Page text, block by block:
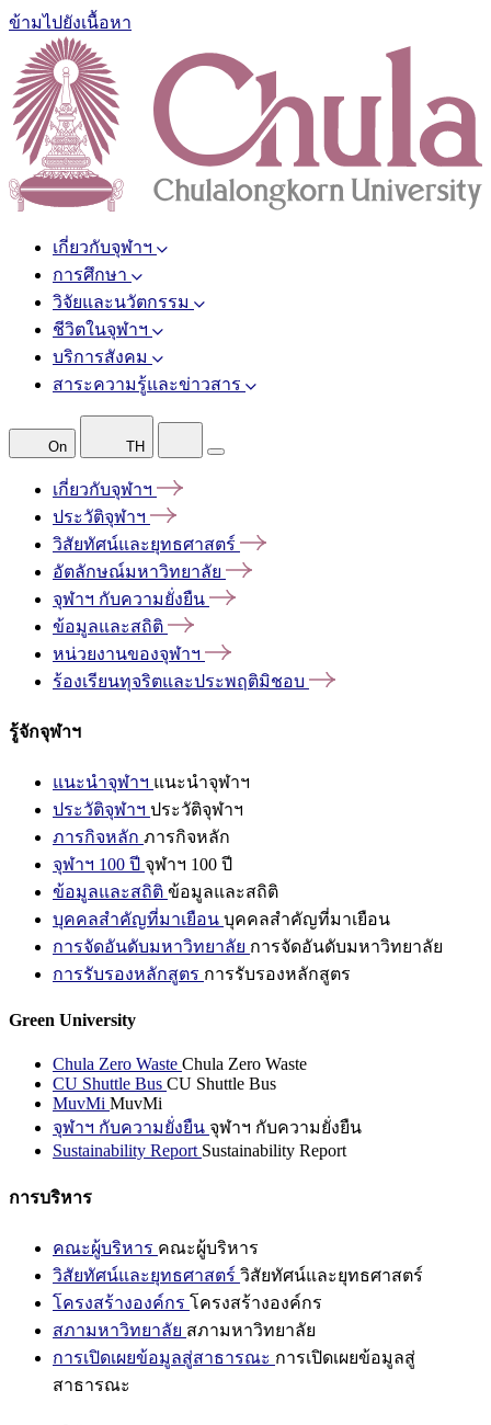
ข้ามไปยังเนื้อหา
เกี่ยวกับจุฬาฯ
การศึกษา
วิจัยและนวัตกรรม
ชีวิตในจุฬาฯ
บริการสังคม
สาระความรู้และข่าวสาร
On TH
เกี่ยวกับจุฬาฯ
ประวัติจุฬาฯ
วิสัยทัศน์และยุทธศาสตร์
อัตลักษณ์มหาวิทยาลัย
จุฬาฯ กับความยั่งยืน
ข้อมูลและสถิติ
หน่วยงานของจุฬาฯ
ร้องเรียนทุจริตและประพฤติมิชอบ
รู้จักจุฬาฯ
แนะนำจุฬาฯ แนะนำจุฬาฯ
ประวัติจุฬาฯ ประวัติจุฬาฯ
ภารกิจหลัก ภารกิจหลัก
จุฬาฯ 100 ปี จุฬาฯ 100 ปี
ข้อมูลและสถิติ ข้อมูลและสถิติ
บุคคลสำคัญที่มาเยือน บุคคลสำคัญที่มาเยือน
การจัดอันดับมหาวิทยาลัย การจัดอันดับมหาวิทยาลัย
การรับรองหลักสูตร การรับรองหลักสูตร
Green University
Chula Zero Waste Chula Zero Waste
CU Shuttle Bus CU Shuttle Bus
MuvMi MuvMi
จุฬาฯ กับความยั่งยืน จุฬาฯ กับความยั่งยืน
Sustainability Report Sustainability Report
การบริหาร
คณะผู้บริหาร คณะผู้บริหาร
วิสัยทัศน์และยุทธศาสตร์ วิสัยทัศน์และยุทธศาสตร์
โครงสร้างองค์กร โครงสร้างองค์กร
สภามหาวิทยาลัย สภามหาวิทยาลัย
การเปิดเผยข้อมูลสู่สาธารณะ การเปิดเผยข้อมูลสู่
สาธารณะ